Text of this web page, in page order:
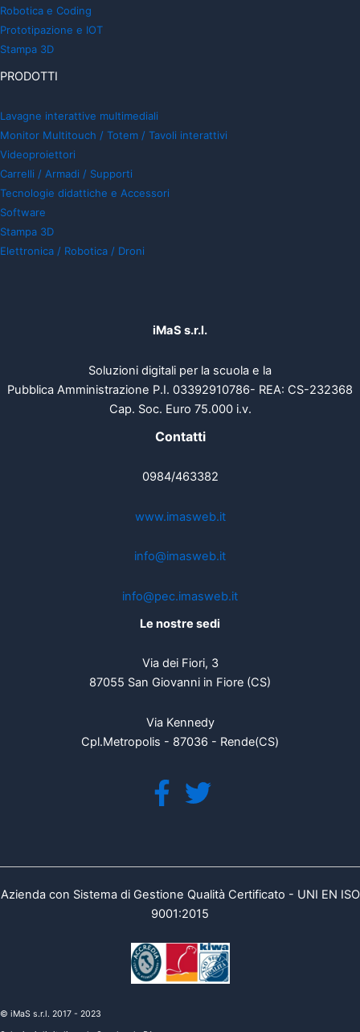
Robotica e Coding
Prototipazione e IOT
Stampa 3D
PRODOTTI
Lavagne interattive multimediali
Monitor Multitouch / Totem / Tavoli interattivi
Videoproiettori
Carrelli / Armadi / Supporti
Tecnologie didattiche e Accessori
Software
Stampa 3D
Elettronica / Robotica / Droni
iMaS s.r.l.
Soluzioni digitali per la scuola e la
Pubblica Amministrazione P.I. 03392910786- REA: CS-232368
Cap. Soc. Euro 75.000 i.v.
Contatti
0984/463382
www.imasweb.it
info@imasweb.it
info@pec.imasweb.it
Le nostre sedi
Via dei Fiori, 3
87055 San Giovanni in Fiore (CS)
Via Kennedy
Cpl.Metropolis - 87036 - Rende(CS)
Azienda con Sistema di Gestione Qualità Certificato - UNI EN ISO
9001:2015
© iMaS s.r.l. 2017 - 2023